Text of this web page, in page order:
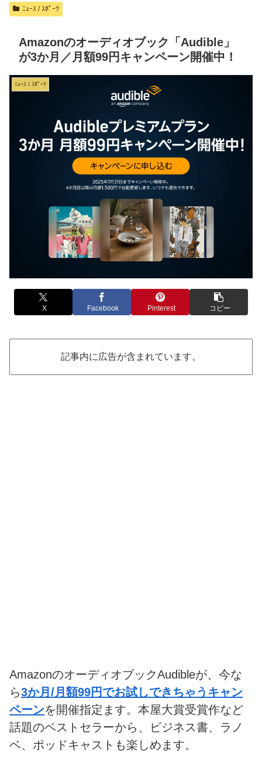
ﾆｭｰｽ / ｽﾎﾟｰﾂ
Amazonのオーディオブック「Audible」
が3か月／月額99円キャンペーン開催中！
ﾆｭｰｽ / ｽﾎﾟｰﾂ
X Facebook Pinterest コピー
記事内に広告が含まれています。
AmazonのオーディオブックAudibleが、今な
ら3か月/月額99円でお試しできちゃうキャン
ペーンを開催指定ます。本屋大賞受賞作など
話題のベストセラーから、ビジネス書、ラノ
ベ、ポッドキャストも楽しめます。